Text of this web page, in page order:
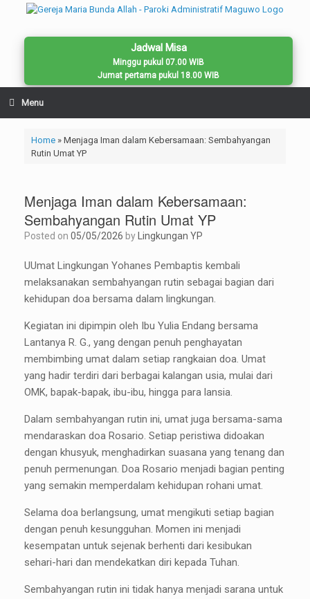
Jadwal Misa
Minggu pukul 07.00 WIB
Jumat pertama pukul 18.00 WIB
Menu
Home» Menjaga Iman dalam Kebersamaan: Sembahyangan
Rutin Umat YP
Menjaga Iman dalam Kebersamaan:
Sembahyangan Rutin Umat YP
Posted on 05/05/2026 by Lingkungan YP
UUmat Lingkungan Yohanes Pembaptis kembali
melaksanakan sembahyangan rutin sebagai bagian dari
kehidupan doa bersama dalam lingkungan.
Kegiatan ini dipimpin oleh Ibu Yulia Endang bersama
Lantanya R. G., yang dengan penuh penghayatan
membimbing umat dalam setiap rangkaian doa. Umat
yang hadir terdiri dari berbagai kalangan usia, mulai dari
OMK, bapak-bapak, ibu-ibu, hingga para lansia.
Dalam sembahyangan rutin ini, umat juga bersama-sama
mendaraskan doa Rosario. Setiap peristiwa didoakan
dengan khusyuk, menghadirkan suasana yang tenang dan
penuh permenungan. Doa Rosario menjadi bagian penting
yang semakin memperdalam kehidupan rohani umat.
Selama doa berlangsung, umat mengikuti setiap bagian
dengan penuh kesungguhan. Momen ini menjadi
kesempatan untuk sejenak berhenti dari kesibukan
sehari-hari dan mendekatkan diri kepada Tuhan.
Sembahyangan rutin ini tidak hanya menjadi sarana untuk